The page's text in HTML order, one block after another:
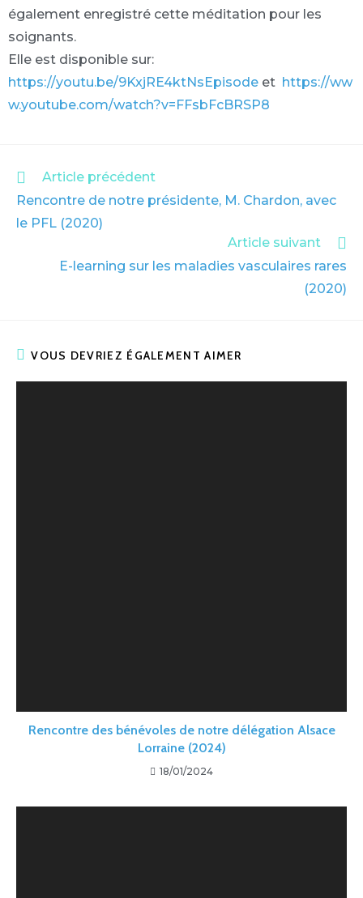
également enregistré cette méditation pour les
soignants.
Elle est disponible sur:
https://youtu.be/9KxjRE4ktNsEpisode et https://ww
w.youtube.com/watch?v=FFsbFcBRSP8
Article précédent
Rencontre de notre présidente, M. Chardon, avec
le PFL (2020)
Article suivant
E-learning sur les maladies vasculaires rares
(2020)
VOUS DEVRIEZ ÉGALEMENT AIMER
Rencontre des bénévoles de notre délégation Alsace
Lorraine (2024)
18/01/2024